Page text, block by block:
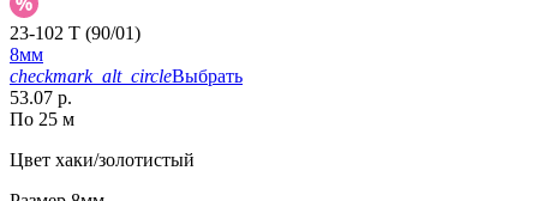
23-102 T (90/01)
8мм
checkmark_alt_circleВыбрать
53.07 р.
По 25 м
Цвет хаки/золотистый